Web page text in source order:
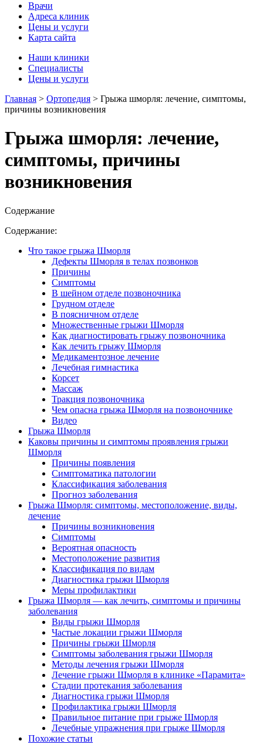
Врачи
Адреса клиник
Цены и услуги
Карта сайта
Наши клиники
Специалисты
Цены и услуги
Главная > Ортопедия > Грыжа шморля: лечение, симптомы,
причины возникновения
Грыжа шморля: лечение,
симптомы, причины
возникновения
Содержание
Содержание:
Что такое грыжа Шморля
Дефекты Шморля в телах позвонков
Причины
Симптомы
В шейном отделе позвоночника
Грудном отделе
В поясничном отделе
Множественные грыжи Шморля
Как диагностировать грыжу позвоночника
Как лечить грыжу Шморля
Медикаментозное лечение­
Лечебная гимнастика
Корсет­
Массаж­
Тракция позвоночника
Чем опасна грыжа Шморля на позвоночнике
Видео
Грыжа Шморля
Каковы причины и симптомы проявления грыжи
Шморля
Причины появления
Симптоматика патологии
Классификация заболевания
Прогноз заболевания
Грыжа Шморля: симптомы, местоположение, виды,
лечение
Причины возникновения
Симптомы
Вероятная опасность
Местоположение развития
Классификация по видам
Диагностика грыжи Шморля
Меры профилактики
Грыжа Шморля — как лечить, симптомы и причины
заболевания
Виды грыжи Шморля
Частые локации грыжи Шморля
Причины грыжи Шморля
Симптомы заболевания грыжи Шморля
Методы лечения грыжи Шморля
Лечение грыжи Шморля в клинике «Парамита»
Стадии протекания заболевания
Диагностика грыжи Шморля
Профилактика грыжи Шморля
Правильное питание при грыже Шморля
Лечебные упражнения при грыже Шморля
Похожие статьи